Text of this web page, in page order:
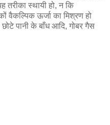
तरीका स्थायी हो, न कि
वैकल्पिक ऊर्जा का मिश्रण हो
पानी के बाँध आदि, गोबर गैस